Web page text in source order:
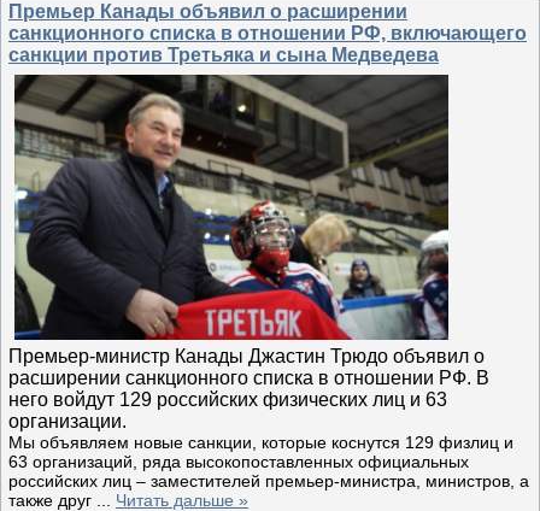
Премьер Канады объявил о расширении
санкционного списка в отношении РФ, включающего
санкции против Третьяка и сына Медведева
Премьер-министр Канады Джастин Трюдо объявил о
расширении санкционного списка в отношении РФ. В
него войдут 129 российских физических лиц и 63
организации.
Мы объявляем новые санкции, которые коснутся 129 физлиц и
63 организаций, ряда высокопоставленных официальных
российских лиц – заместителей премьер-министра, министров, а
также друг
Читать дальше »